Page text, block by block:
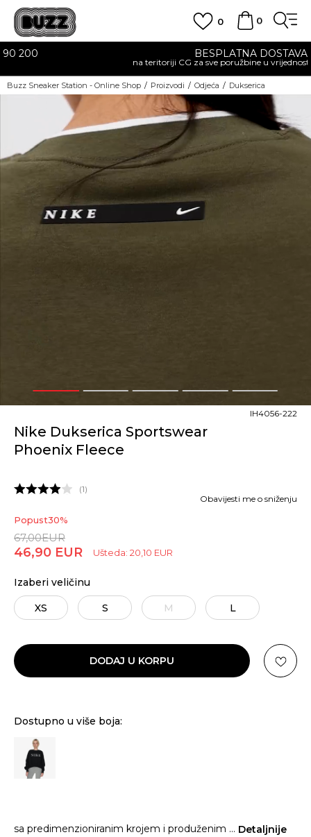
0
0
BESPLATNA DOSTAVA
na teritoriji CG za sve poružbine u vrijednosti preko 30 EUR
Buzz Sneaker Station - Online Shop Proizvodi Odjeća Dukserica
1 2 3 4 5
Nike Dukserica Sportswear
Phoenix Fleece
IH4056-222
1
Popust30%
67,00EUR
46,90 EUR Ušteda: 20,10 EUR
Obavijesti me o sniženju
Izaberi veličinu
XS S M L
DODAJ U KORPU
Dostupno u više boja:
sa predimenzioniranim krojem i produženim ... Detaljnije